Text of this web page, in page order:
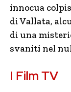
innocua
di Vallata,
di una
svaniti nel
I Film TV